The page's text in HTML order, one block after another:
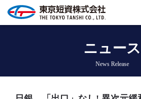
ニュース
News Release